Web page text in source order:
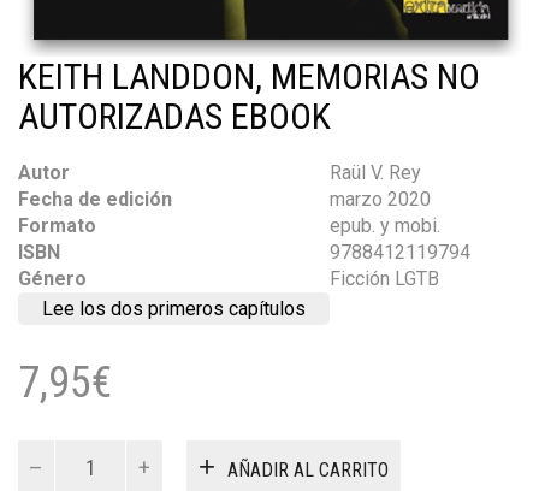
KEITH LANDDON, MEMORIAS NO
AUTORIZADAS EBOOK
Autor
Raül V. Rey
Fecha de edición
marzo 2020
Formato
epub. y mobi.
ISBN
9788412119794
Género
Ficción LGTB
Lee los dos primeros capítulos
7,95€
Landdon,
AÑADIR AL CARRITO